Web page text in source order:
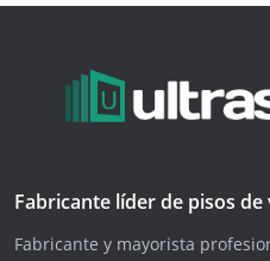
Fabricante líder de pisos de
Fabricante y mayorista